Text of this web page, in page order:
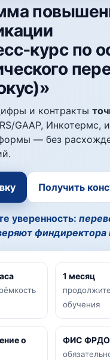
по
и контракты
GAAP, Инкотермс,
— без
Получить
уверенность:
финдиректора
1 месяц
обучения
о
ФИС ФРДО